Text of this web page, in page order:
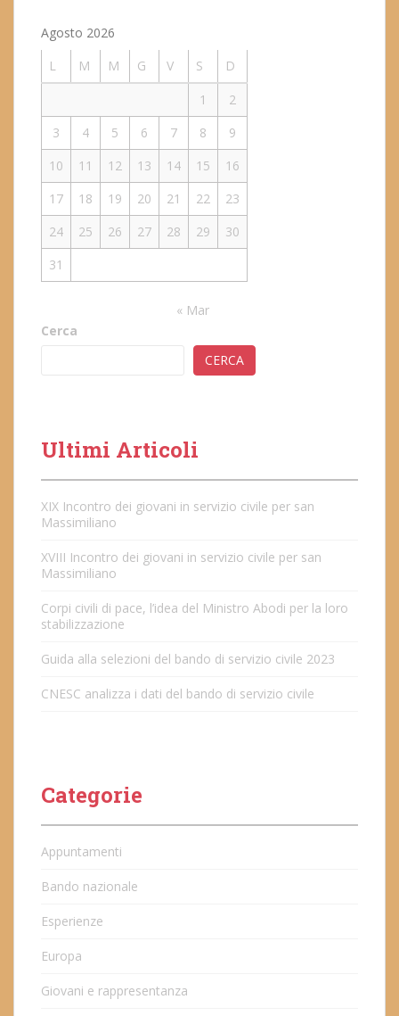
Agosto 2026
L
M M G V S
D
1
2
3
4 5 6 7 8
9
10
11 12 13 14 15
16
17
18 19 20 21 22
23
24
25 26 27 28 29
30
31
« Mar
Cerca
CERCA
Ultimi Articoli
XIX Incontro dei giovani in servizio civile per san
Massimiliano
XVIII Incontro dei giovani in servizio civile per san
Massimiliano
Corpi civili di pace, l’idea del Ministro Abodi per la loro
stabilizzazione
Guida alla selezioni del bando di servizio civile 2023
CNESC analizza i dati del bando di servizio civile
Categorie
Appuntamenti
Bando nazionale
Esperienze
Europa
Giovani e rappresentanza